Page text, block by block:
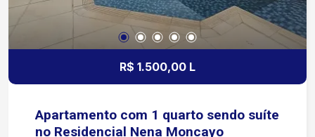
R$ 1.500,00 L
Apartamento com 1 quarto sendo suíte
no Residencial Nena Moncayo